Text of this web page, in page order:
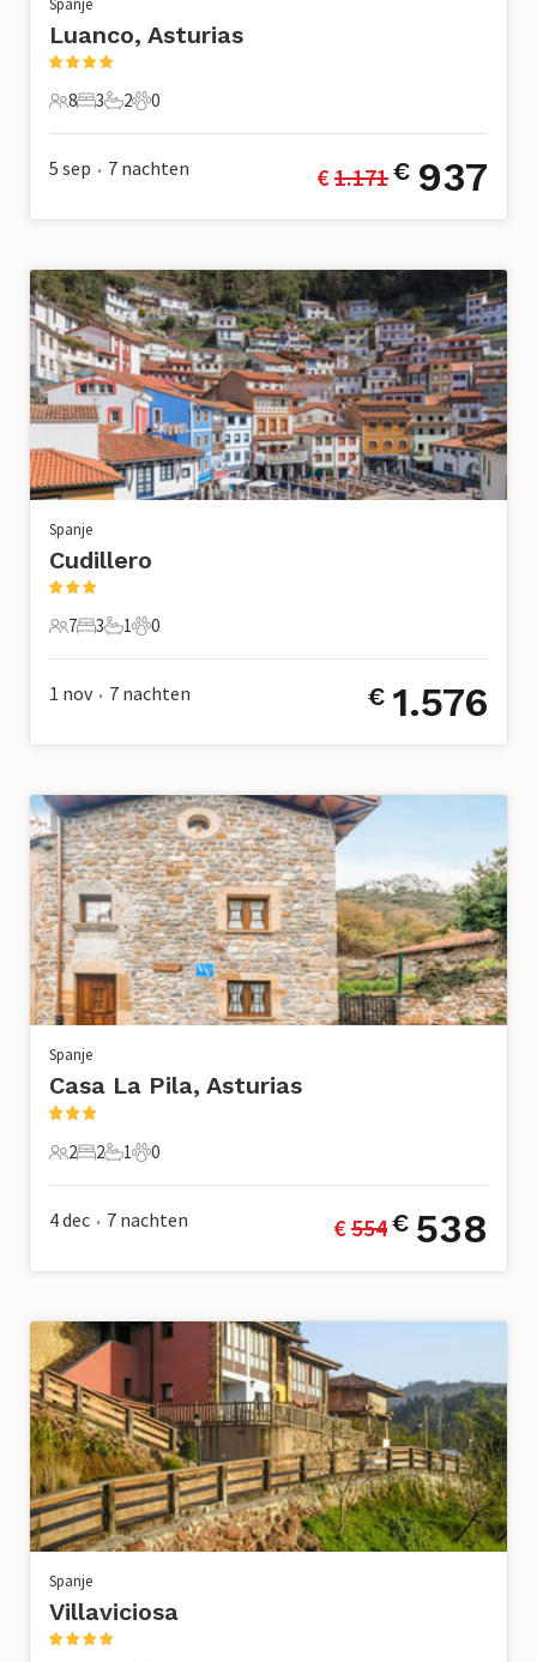
Luanco, Asturias
8 Gasten
8
3 Slaapkamers
3
2 Badkamers
2
0 Huisdieren
0
5 sep • 7 nachten € 1.171€ 937
Spanje
Cudillero
7 Gasten
7
3 Slaapkamers
3
1 Badkamer
1
0 Huisdieren
0
1 nov • 7 nachten € 1.576
Spanje
Casa La Pila, Asturias
2 Gasten
2
2 Slaapkamers
2
1 Badkamer
1
0 Huisdieren
0
4 dec • 7 nachten € 554€ 538
Spanje
Villaviciosa